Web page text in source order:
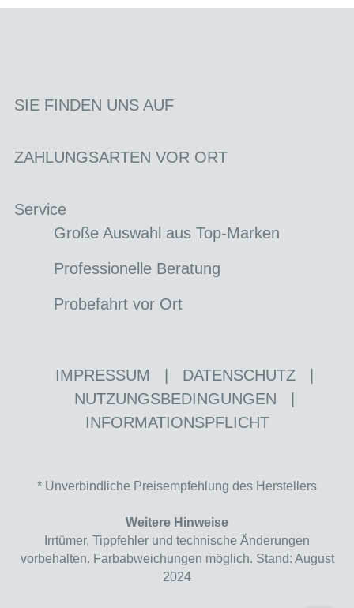
SIE FINDEN UNS AUF
ZAHLUNGSARTEN VOR ORT
Service
Große Auswahl aus Top-Marken
Professionelle Beratung
Probefahrt vor Ort
IMPRESSUM DATENSCHUTZ
NUTZUNGSBEDINGUNGEN
INFORMATIONSPFLICHT
* Unverbindliche Preisempfehlung des Herstellers
Weitere Hinweise
Irrtümer, Tippfehler und technische Änderungen
vorbehalten. Farbabweichungen möglich. Stand: August
2024